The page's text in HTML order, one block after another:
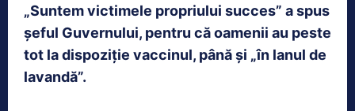
„Suntem victimele propriului succes” a spus
șeful Guvernului, pentru că oamenii au peste
tot la dispoziție vaccinul, până și „în lanul de
lavandă”.